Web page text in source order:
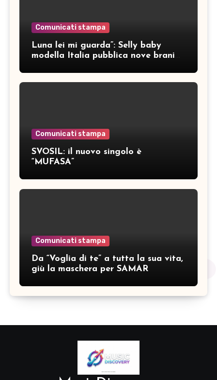
Comunicati stampa
Luna lei mi guarda”: Selly baby
modella Italia pubblica nove brani
Comunicati stampa
SVOSIL: il nuovo singolo è
“MUFASA”
Comunicati stampa
Da “Voglia di te” a tutta la sua vita,
giù la maschera per SAMAR